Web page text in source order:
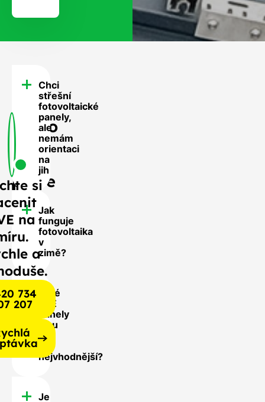
FAQ
-
Často
se
nás
ptáte
Chci
střešní
fotovoltaické
panely,
ale
nemám
orientaci
na
jih
Jak
funguje
fotovoltaika
v
zimě?
Jaké
FVE
panely
jsou
pro
nejvhodnější?
Je
si
na
a
734
207